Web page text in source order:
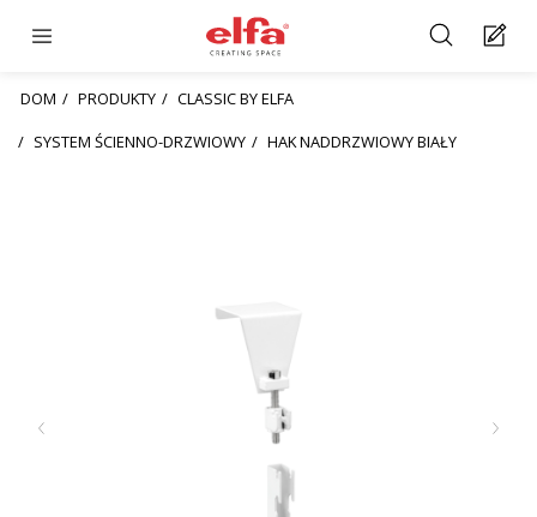
DOM PRODUKTY
CLASSIC BY ELFA
SYSTEM ŚCIENNO-DRZWIOWY
HAK NADDRZWIOWY BIAŁY